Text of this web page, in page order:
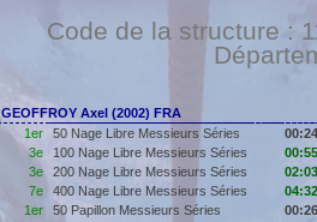
Code de la structure :
GEOFFROY Axel (2002) FRA
1er
50 Nage Libre Messieurs Séries
3e
100 Nage Libre Messieurs Séries
3e
200 Nage Libre Messieurs Séries
7e
400 Nage Libre Messieurs Séries
1er
50 Papillon Messieurs Séries